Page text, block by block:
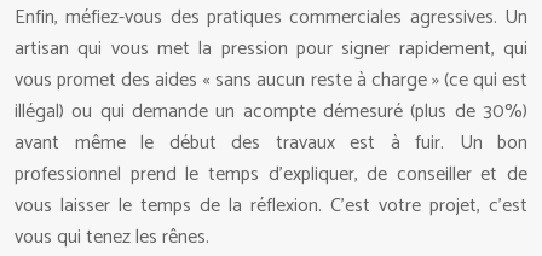
Enfin, méfiez-vous des pratiques commerciales agressives. Un
artisan qui vous met la pression pour signer rapidement, qui
vous promet des aides « sans aucun reste à charge » (ce qui est
illégal) ou qui demande un acompte démesuré (plus de 30%)
avant même le début des travaux est à fuir. Un bon
professionnel prend le temps d’expliquer, de conseiller et de
vous laisser le temps de la réflexion. C’est votre projet, c’est
vous qui tenez les rênes.